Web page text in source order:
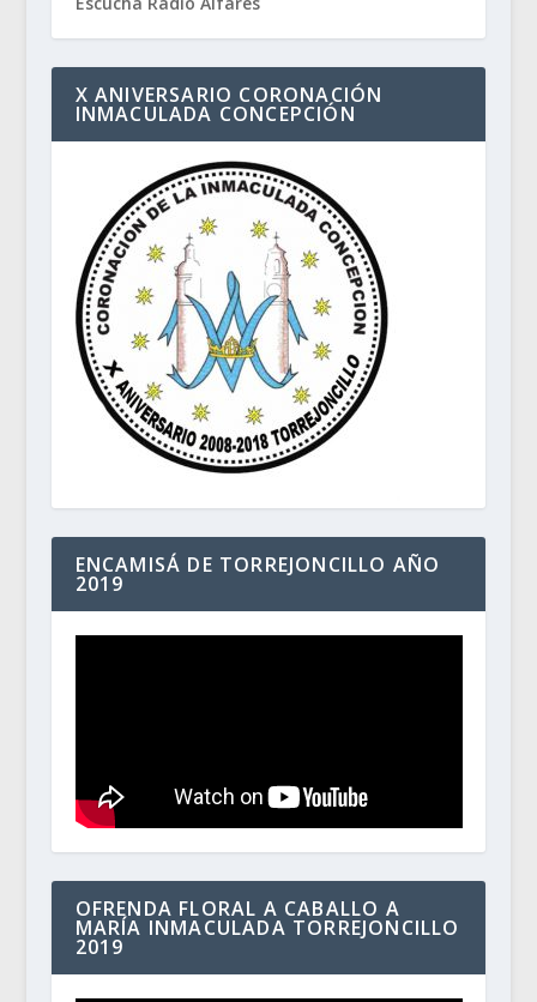
X ANIVERSARIO CORONACIÓN
INMACULADA CONCEPCIÓN
ENCAMISÁ DE TORREJONCILLO AÑO
2019
OFRENDA FLORAL A CABALLO A
MARÍA INMACULADA TORREJONCILLO
2019